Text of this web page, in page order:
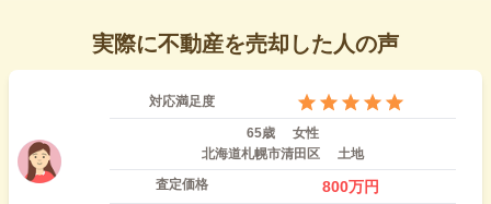
実際に不動産を売却した人の声
対応満足度
65歳
女性
北海道札幌市清田区
土地
査定価格
800万円